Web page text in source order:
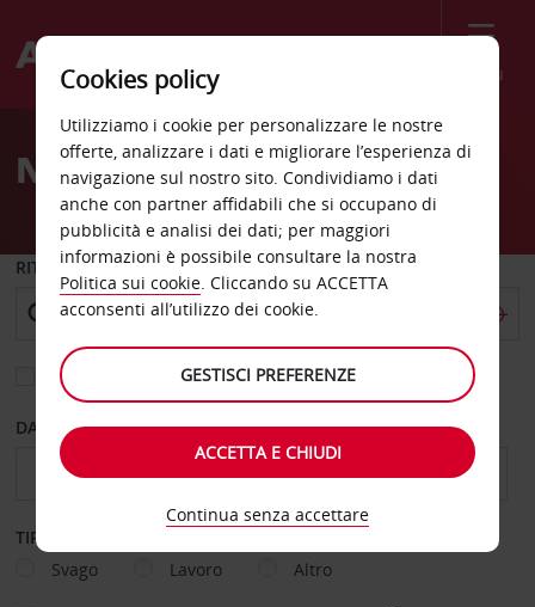
Menù
Welcome
AvisNoleggio auto Alexandria
RITIRO DA
Scegli una località di riconsegna diversa
DAL GIORNO AL GIORNO
TIPOLOGIA DI NOLEGGIO
Svago
Lavoro Altro
Cookies policy
Utilizziamo i cookie per personalizzare le nostre
offerte, analizzare i dati e migliorare l’esperienza di
navigazione sul nostro sito. Condividiamo i dati
anche con partner affidabili che si occupano di
pubblicità e analisi dei dati; per maggiori
informazioni è possibile consultare la nostra
Politica sui cookie. Cliccando su ACCETTA
acconsenti all’utilizzo dei cookie.
GESTISCI PREFERENZE
ACCETTA E CHIUDI
Continua senza accettare